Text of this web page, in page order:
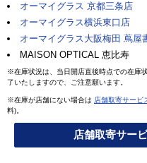
オーマイグラス 京都三条店
オーマイグラス横浜東口店
オーマイグラス大阪梅田 蔦屋
MAISON OPTICAL 恵比寿
※在庫状況は、当日開店直後時点での在庫
了いたしますので、ご注意願います。
※在庫が店舗にない場合は 店舗取寄サービ
料)。
店舗取寄サー